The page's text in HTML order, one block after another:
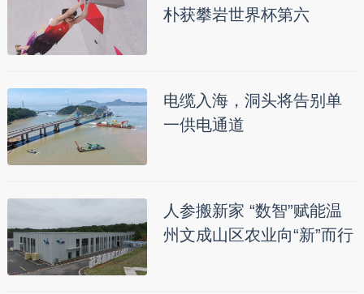
朴获攀岩世界杯第六
电缆入海，洞头将告别单
一供电通道
人参搬新家 “数智”赋能温
州文成山区农业向“新”而行